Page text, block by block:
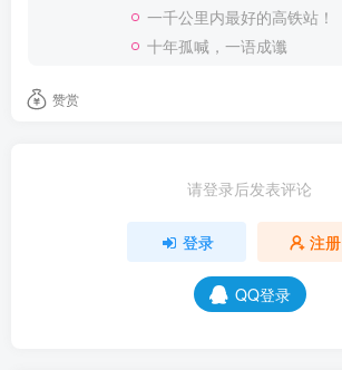
一千公里内最好的高铁站！
十年孤喊，一语成谶
赞赏
请登录后发表评论
登录 注册
QQ登录